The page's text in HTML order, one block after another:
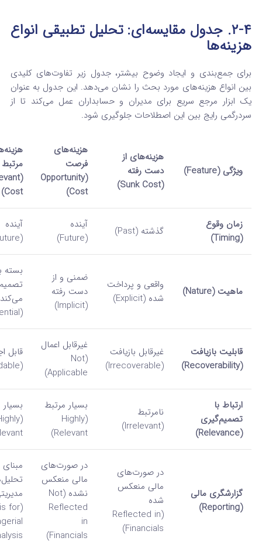
۲-۴. جدول مقایسه‌ای: تحلیل تطبیقی انواع
هزینه‌ها
برای جمع‌بندی و ایجاد وضوح بیشتر، جدول زیر تفاوت‌های کلیدی
بین انواع هزینه‌های مورد بحث را نشان می‌دهد. این جدول به عنوان
یک ابزار مرجع سریع برای مدیران و حسابداران عمل می‌کند تا از
سردرگمی رایج بین این اصطلاحات جلوگیری شود.
ویژگی (Feature)
هزینه‌های از
دست رفته
(Sunk Cost)
هزینه‌های
فرصت
(Opportunity
Cost)
مرتبط
Cost)
زمان وقوع
(Timing)
گذشته (Past)
آینده
(Future)
آینده
(Future)
ماهیت (Nature)
واقعی و پرداخت
شده (Explicit)
ضمنی و از
دست رفته
(Implicit)
بسته
می‌کند
(Differential)
قابلیت بازیافت
(Recoverability)
غیرقابل بازیافت
(Irrecoverable)
غیرقابل اعمال
(Not
Applicable)
قابل
(Avoidable)
ارتباط با
تصمیم‌گیری
(Relevance)
نامرتبط
(Irrelevant)
بسیار مرتبط
(Highly
Relevant)
گزارشگری مالی
(Reporting)
در صورت‌های
مالی منعکس
شده
(Reflected in
Financials)
در صورت‌های
مالی منعکس
نشده (Not
Reflected
in
Financials)
مبنای
for